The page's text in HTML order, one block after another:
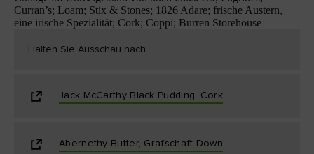
Curran’s; Loam; Stix & Stones; 1826 Adare; frische Austern,
eine irische Spezialität; Cork; Coppi; Burren Storehouse
Halten Sie Ausschau nach ...
Jack McCarthy Black Pudding, Cork
Abernethy-Butter, Grafschaft Down